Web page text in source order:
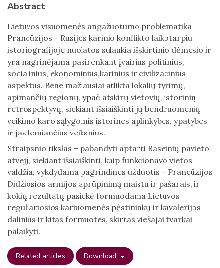
Abstract
Lietuvos visuomenės angažuotumo problematika
Prancūzijos – Rusijos karinio konflikto laikotarpiu
istoriografijoje nuolatos sulaukia išskirtinio dėmesio ir
yra nagrinėjama pasirenkant įvairius politinius,
socialinius, ekonominius,karinius ir civilizacinius
aspektus. Bene mažiausiai atlikta lokalių tyrimų,
apimančių regionų, ypač atskirų vietovių, istorinių
retrospektyvų, siekiant išsiaiškinti jų bendruomenių
veikimo karo sąlygomis istorines aplinkybes, ypatybes
ir jas lemiančius veiksnius.
Straipsnio tikslas – pabandyti aptarti Raseinių pavieto
atvejį, siekiant išsiaiškinti, kaip funkcionavo vietos
valdžia, vykdydama pagrindines užduotis – Prancūzijos
Didžiosios armijos aprūpinimą maistu ir pašarais, ir
kokių rezultatų pasiekė formuodama Lietuvos
reguliariosios kariuomenės pėstininkų ir kavalerijos
dalinius ir kitas formuotes, skirtas viešajai tvarkai
palaikyti.
Related articles Download